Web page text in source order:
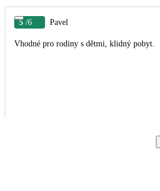
5 /6 Pavel
Vhodné pro rodiny s dětmi, klidný pobyt.